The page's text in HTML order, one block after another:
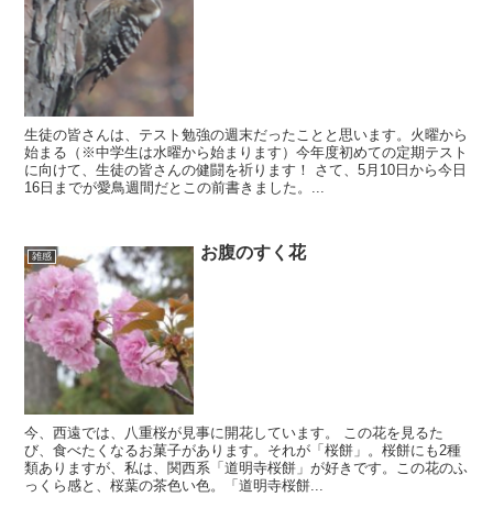
生徒の皆さんは、テスト勉強の週末だったことと思います。火曜から
始まる（※中学生は水曜から始まります）今年度初めての定期テスト
に向けて、生徒の皆さんの健闘を祈ります！ さて、5月10日から今日
16日までが愛鳥週間だとこの前書きました。...
雑感 お腹のすく花
今、西遠では、八重桜が見事に開花しています。 この花を見るた
び、食べたくなるお菓子があります。それが「桜餅」。桜餅にも2種
類ありますが、私は、関西系「道明寺桜餅」が好きです。この花のふ
っくら感と、桜葉の茶色い色。「道明寺桜餅...